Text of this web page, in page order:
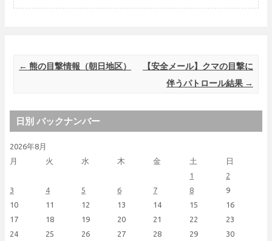
Post navigation
← 熊の目撃情報（朝日地区）
【安全メール】クマの目撃に
伴うパトロール結果 →
日別 バックナンバー
2026年8月
月
火 水 木 金 土 日
1
2
3
4 5 6 7 8
9
10
11 12 13 14 15
16
17
18 19 20 21 22
23
24
25 26 27 28 29
30